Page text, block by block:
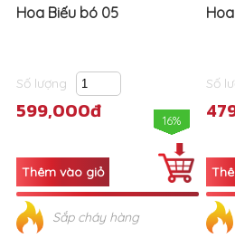
Hoa Biếu bó 05
Số lượng
599,000đ 16%
Sắp cháy hàng
Số